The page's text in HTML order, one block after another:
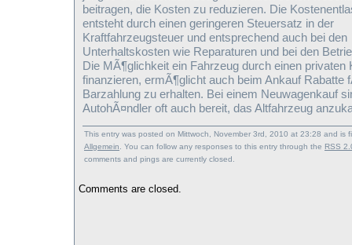
beitragen, die Kosten zu reduzieren. Die
entsteht durch einen geringeren Steuersatz in der
Kraftfahrzeugsteuer und entsprechend auch bei den
Unterhaltskosten wie Reparaturen und bei den
Die MÃ¶glichkeit ein Fahrzeug durch einen privaten
finanzieren, ermÃ¶glicht auch beim Ankauf Rabatte
Barzahlung zu erhalten. Bei einem Neuwagenkauf
AutohÃ¤ndler oft auch bereit, das Altfahrzeug
This entry was posted on Mittwoch, November 3rd, 2010 at 23:28 and is
Allgemein. You can follow any responses to this entry through the RSS
comments and pings are currently closed.
Comments are closed.